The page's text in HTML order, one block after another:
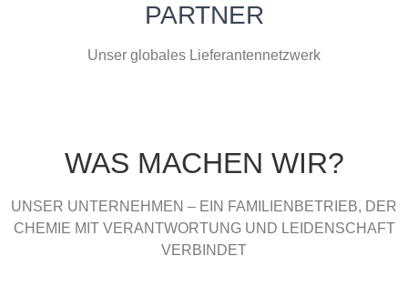
PARTNER
Unser globales Lieferantennetzwerk
WAS MACHEN WIR?
UNSER UNTERNEHMEN – EIN FAMILIENBETRIEB, DER
CHEMIE MIT VERANTWORTUNG UND LEIDENSCHAFT
VERBINDET